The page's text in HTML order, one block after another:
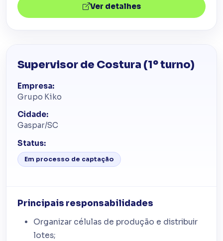
Ver detalhes
Supervisor de Costura (1º turno)
Empresa:
Grupo Kiko
Cidade:
Gaspar/SC
Status:
Em processo de captação
Principais responsabilidades
Organizar células de produção e distribuir
lotes;